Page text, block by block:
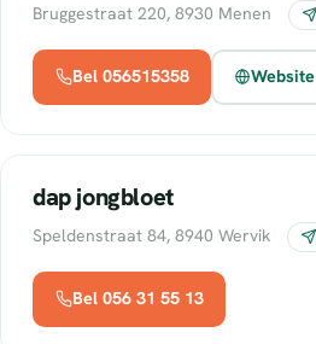
Bruggestraat 220, 8930 Menen
Bel 056515358 Website
dap jongbloet
Speldenstraat 84, 8940 Wervik
Bel 056 31 55 13